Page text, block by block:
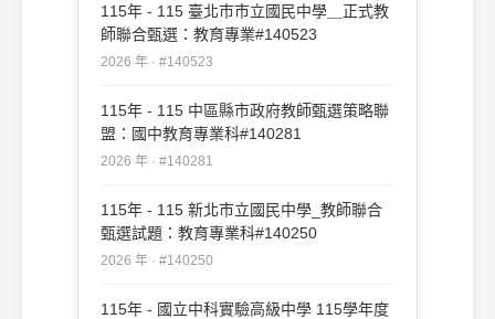
115年 - 115 臺北市市立國民中學＿正式教
師聯合甄選：教育專業#140523
2026 年 · #140523
115年 - 115 中區縣市政府教師甄選策略聯
盟：國中教育專業科#140281
2026 年 · #140281
115年 - 115 新北市立國民中學_教師聯合
甄選試題：教育專業科#140250
2026 年 · #140250
115年 - 國立中科實驗高級中學 115學年度